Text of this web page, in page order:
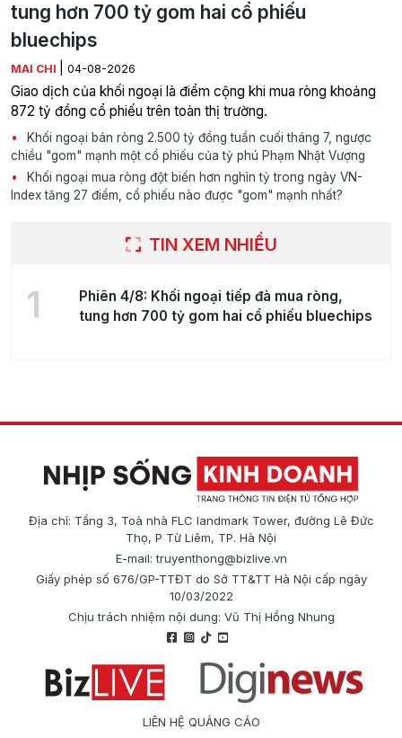
tung hơn 700 tỷ gom hai cổ phiếu
bluechips
MAI CHI 04-08-2026
Giao dịch của khối ngoại là điểm cộng khi mua ròng khoảng
872 tỷ đồng cổ phiếu trên toàn thị trường.
Khối ngoại bán ròng 2.500 tỷ đồng tuần cuối tháng 7, ngược
chiều "gom" mạnh một cổ phiếu của tỷ phú Phạm Nhật Vượng
Khối ngoại mua ròng đột biến hơn nghìn tỷ trong ngày VN-
Index tăng 27 điểm, cổ phiếu nào được "gom" mạnh nhất?
TIN XEM NHIỀU
1
Phiên 4/8: Khối ngoại tiếp đà mua ròng,
tung hơn 700 tỷ gom hai cổ phiếu bluechips
Địa chỉ: Tầng 3, Toà nhà FLC landmark Tower, đường Lê Đức
Thọ, P Từ Liêm, TP. Hà Nội
E-mail:truyenthong@bizlive.vn
Giấy phép số 676/GP-TTĐT do Sở TT&TT Hà Nội cấp ngày
10/03/2022
Chịu trách nhiệm nội dung: Vũ Thị Hồng Nhung
LIÊN HỆ QUẢNG CÁO